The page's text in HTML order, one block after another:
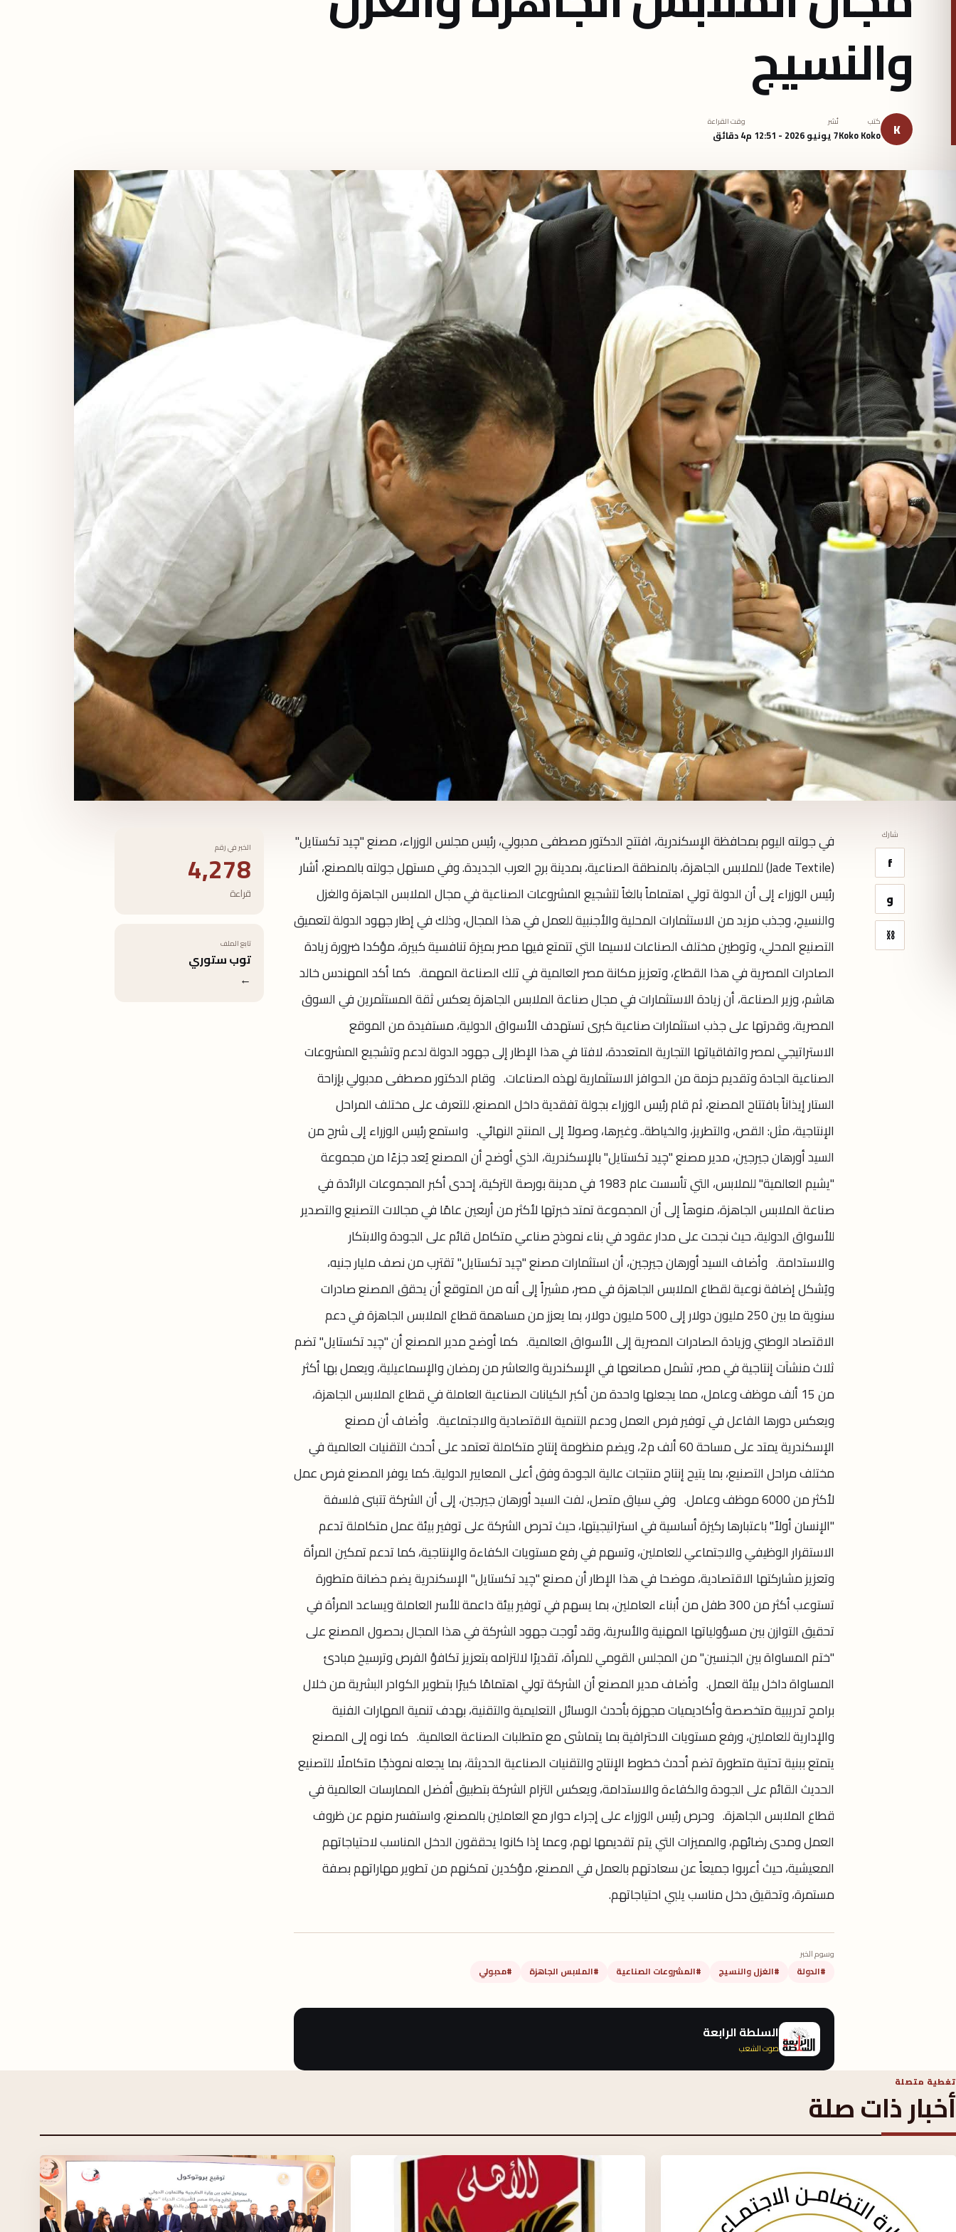
والنسيج
K كتب
Koko Koko
نُشر
7 يونيو 2026 - 12:51 م
وقت القراءة
4 دقائق
شارك
f
و
⛓
في جولته اليوم بمحافظة الإسكندرية، افتتح الدكتور مصطفى مدبولي، رئيس مجلس الوزراء، مصنع "چيد تكستايل"
(Jade Textile) للملابس الجاهزة، بالمنطقة الصناعية، بمدينة برج العرب الجديدة. وفي مستهل جولته بالمصنع، أشار
رئيس الوزراء إلى أن الدولة تولي اهتماماً بالغاً لتشجيع المشروعات الصناعية في مجال الملابس الجاهزة والغزل
والنسيج، وجذب مزيد من الاستثمارات المحلية والأجنبية للعمل في هذا المجال، وذلك في إطار جهود الدولة لتعميق
التصنيع المحلي، وتوطين مختلف الصناعات لاسيما التي تتمتع فيها مصر بميزة تنافسية كبيرة، مؤكدا ضرورة زيادة
الصادرات المصرية في هذا القطاع، وتعزيز مكانة مصر العالمية في تلك الصناعة المهمة. كما أكد المهندس خالد
هاشم، وزير الصناعة، أن زيادة الاستثمارات في مجال صناعة الملابس الجاهزة يعكس ثقة المستثمرين في السوق
المصرية، وقدرتها على جذب استثمارات صناعية كبرى تستهدف الأسواق الدولية، مستفيدة من الموقع
الاستراتيجي لمصر واتفاقياتها التجارية المتعددة، لافتا في هذا الإطار إلى جهود الدولة لدعم وتشجيع المشروعات
الصناعية الجادة وتقديم حزمة من الحوافز الاستثمارية لهذه الصناعات. وقام الدكتور مصطفى مدبولي بإزاحة
الستار إيذاناً بافتتاح المصنع، ثم قام رئيس الوزراء بجولة تفقدية داخل المصنع، للتعرف على مختلف المراحل
الإنتاجية، مثل: القص، والتطريز، والخياطة.. وغيرها، وصولاً إلى المنتج النهائي. واستمع رئيس الوزراء إلى شرح من
السيد أورهان جيرجين، مدير مصنع "چيد تكستايل" بالإسكندرية، الذي أوضح أن المصنع يُعد جزءًا من مجموعة
"يشيم العالمية" للملابس، التي تأسست عام 1983 في مدينة بورصة التركية، إحدى أكبر المجموعات الرائدة في
صناعة الملابس الجاهزة، منوهاً إلى أن المجموعة تمتد خبرتها لأكثر من أربعين عامًا في مجالات التصنيع والتصدير
للأسواق الدولية، حيث نجحت على مدار عقود في بناء نموذج صناعي متكامل قائم على الجودة والابتكار
والاستدامة. وأضاف السيد أورهان جيرجين، أن استثمارات مصنع "چيد تكستايل" تقترب من نصف مليار جنيه،
ويُشكل إضافة نوعية لقطاع الملابس الجاهزة في مصر، مشيراً إلى أنه من المتوقع أن يحقق المصنع صادرات
سنوية ما بين 250 مليون دولار إلى 500 مليون دولار، بما يعزز من مساهمة قطاع الملابس الجاهزة في دعم
الاقتصاد الوطني وزيادة الصادرات المصرية إلى الأسواق العالمية. كما أوضح مدير المصنع أن "چيد تكستايل" تضم
ثلاث منشآت إنتاجية في مصر، تشمل مصانعها في الإسكندرية والعاشر من رمضان والإسماعيلية، ويعمل بها أكثر
من 15 ألف موظف وعامل، مما يجعلها واحدة من أكبر الكيانات الصناعية العاملة في قطاع الملابس الجاهزة،
ويعكس دورها الفاعل في توفير فرص العمل ودعم التنمية الاقتصادية والاجتماعية. وأضاف أن مصنع
الإسكندرية يمتد على مساحة 60 ألف م2، ويضم منظومة إنتاج متكاملة تعتمد على أحدث التقنيات العالمية في
مختلف مراحل التصنيع، بما يتيح إنتاج منتجات عالية الجودة وفق أعلى المعايير الدولية. كما يوفر المصنع فرص عمل
لأكثر من 6000 موظف وعامل. وفي سياق متصل، لفت السيد أورهان جيرجين، إلى أن الشركة تتبنى فلسفة
"الإنسان أولاً" باعتبارها ركيزة أساسية في استراتيجيتها، حيث تحرص الشركة على توفير بيئة عمل متكاملة تدعم
الاستقرار الوظيفي والاجتماعي للعاملين، وتسهم في رفع مستويات الكفاءة والإنتاجية، كما تدعم تمكين المرأة
وتعزيز مشاركتها الاقتصادية، موضحا في هذا الإطار أن مصنع "چيد تكستايل" الإسكندرية يضم حضانة متطورة
تستوعب أكثر من 300 طفل من أبناء العاملين، بما يسهم في توفير بيئة داعمة للأسر العاملة ويساعد المرأة في
تحقيق التوازن بين مسؤولياتها المهنية والأسرية، وقد تُوجت جهود الشركة في هذا المجال بحصول المصنع على
"ختم المساواة بين الجنسين" من المجلس القومي للمرأة، تقديرًا لالتزامه بتعزيز تكافؤ الفرص وترسيخ مبادئ
المساواة داخل بيئة العمل. وأضاف مدير المصنع أن الشركة تولي اهتمامًا كبيرًا بتطوير الكوادر البشرية من خلال
برامج تدريبية متخصصة وأكاديميات مجهزة بأحدث الوسائل التعليمية والتقنية، بهدف تنمية المهارات الفنية
والإدارية للعاملين، ورفع مستويات الاحترافية بما يتماشى مع متطلبات الصناعة العالمية. كما نوه إلى المصنع
يتمتع ببنية تحتية متطورة تضم أحدث خطوط الإنتاج والتقنيات الصناعية الحديثة، بما يجعله نموذجًا متكاملًا للتصنيع
الحديث القائم على الجودة والكفاءة والاستدامة، ويعكس التزام الشركة بتطبيق أفضل الممارسات العالمية في
قطاع الملابس الجاهزة. وحرص رئيس الوزراء على إجراء حوار مع العاملين بالمصنع، واستفسر منهم عن ظروف
العمل ومدى رضائهم، والمميزات التي يتم تقديمها لهم، وعما إذا كانوا يحققون الدخل المناسب لاحتياجاتهم
المعيشية، حيث أعربوا جميعاً عن سعادتهم بالعمل في المصنع، مؤكدين تمكنهم من تطوير مهاراتهم بصفة
مستمرة، وتحقيق دخل مناسب يلبي احتياجاتهم.
وسوم الخبر
#الدولة #الغزل والنسيج #المشروعات الصناعية #الملابس الجاهزة #مدبولي
السلطة الرابعة
صوت الشعب
الخبر في رقم
4,278
قراءة
تابع الملف
توب ستوري
←
تغطية متصلة
أخبار ذات صلة